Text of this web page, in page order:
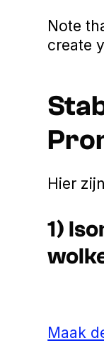
Note
create
Hier
1)
Maak